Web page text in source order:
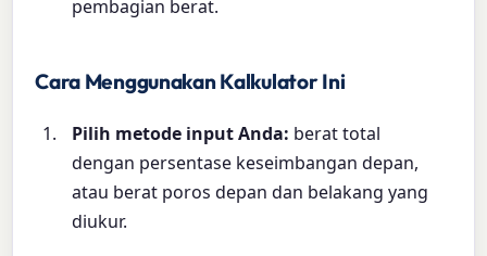
pembagian berat.
Cara Menggunakan Kalkulator Ini
Pilih metode input Anda: berat total
dengan persentase keseimbangan depan,
atau berat poros depan dan belakang yang
diukur.